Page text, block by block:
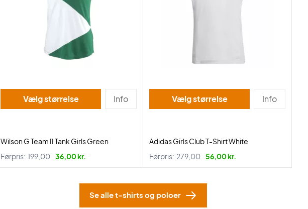
Vælg størrelse Info
Wilson G Team II Tank Girls Green
Førpris: 199,00 36,00 kr.
Vælg størrelse Info
Adidas Girls Club T-Shirt White
Førpris: 279,00 56,00 kr.
Se alle t-shirts og poloer